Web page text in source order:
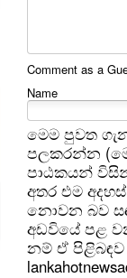
Comment as a
Name
මෙම පුවත
පලකරන්න
පාඨකයන්
අතර එම
නොවන බව
අඩවියේ පළ
නම් ඒ පිළිබඳව